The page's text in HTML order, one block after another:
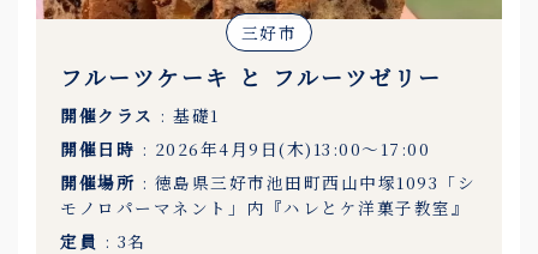
三好市
フルーツケーキ と フルーツゼリー
開催クラス : 基礎1
開催日時 : 2026年4月9日(木)13:00〜17:00
開催場所 : 徳島県三好市池田町西山中塚1093「シ
モノロパーマネント」内『ハレとケ洋菓子教室』
定員 : 3名